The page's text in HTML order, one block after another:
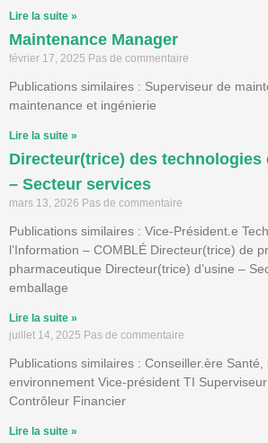
Lire la suite »
Maintenance Manager
février 17, 2025 Pas de commentaire
Publications similaires : Superviseur de
maintenance et ingénierie
Lire la suite »
Directeur(trice) des technologies
– Secteur services
mars 13, 2026 Pas de commentaire
Publications similaires : Vice-Président.e
l’Information – COMBLÉ Directeur(trice) de
pharmaceutique Directeur(trice) d’usine –
emballage
Lire la suite »
juillet 14, 2025 Pas de commentaire
Publications similaires : Conseiller.ère Santé,
environnement Vice-président TI
Contrôleur Financier
Lire la suite »